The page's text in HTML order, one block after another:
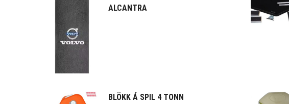
ALCANTRA
BLÖKK Á SPIL 4 TONN